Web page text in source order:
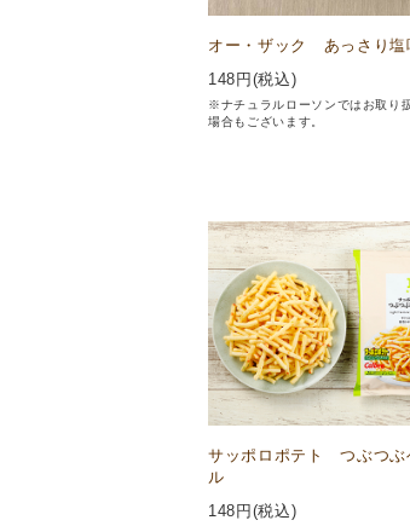
オー・ザック あっさり塩
148 円(税込)
※ナチュラルローソンではお取り
場合もございます。
サッポロポテト つぶつぶ
ル
148 円(税込)